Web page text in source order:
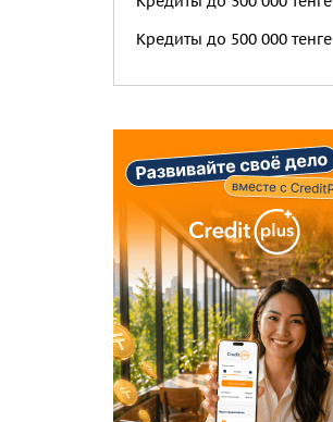
Кредиты до 500 000 тенге